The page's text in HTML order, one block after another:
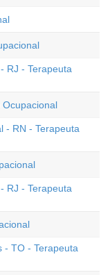
RJ - Terapeuta
Ocupacional
- RN - Terapeuta
RJ - Terapeuta
- TO - Terapeuta